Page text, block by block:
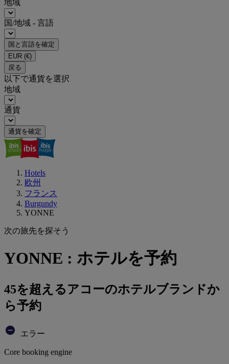
地域
国/地域 - 言語
国と言語を確定
EUR (€)
戻る
以下で通貨を選択
地域
通貨
通貨を確定
Hotels
欧州
フランス
Burgundy
YONNE
次の旅先を探そう
YONNE : ホテルを予約
45を超えるアコーのホテルブランドか
ら予約
エラー
Core booking engine